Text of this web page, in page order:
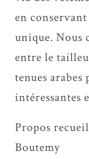
en
unique. Nous
entre le
tenues arabes
intéressantes
Propos
Boutemy